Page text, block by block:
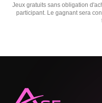
Jeux gratuits sans obligation
participant. Le gagnant sera